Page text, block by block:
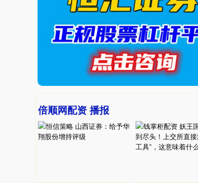
倍顺网配资 播报